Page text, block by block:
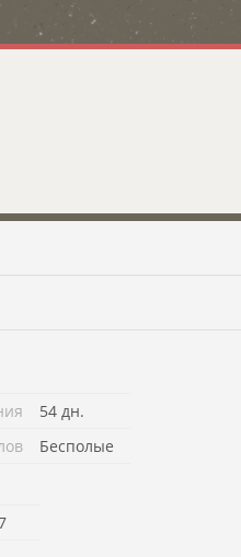
54 дн.
Бесполые